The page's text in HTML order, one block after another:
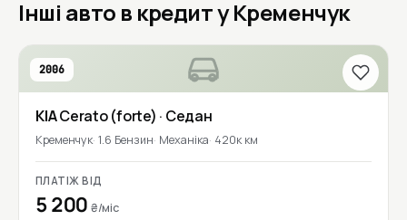
Інші авто в кредит у Кременчук
2006
KIACerato (forte) · Седан
Кременчук 1.6 Бензин Механіка 420к км
ПЛАТІЖ ВІД
5 200₴/міс